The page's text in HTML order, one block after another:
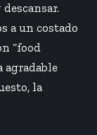
a un costado
“food
la